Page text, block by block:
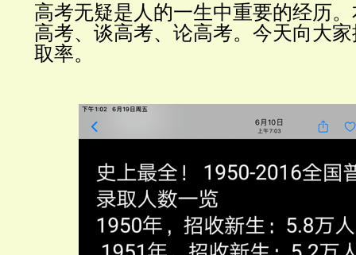
高考无疑是人的一生中重要的经历
高考、谈高考、论高考。今天向大
取率。